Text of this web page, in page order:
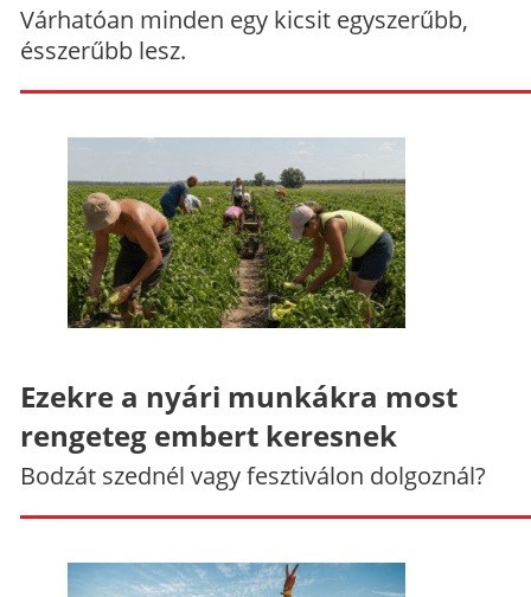
Várhatóan minden egy kicsit egyszerűbb,
ésszerűbb lesz.
Ezekre a nyári munkákra most
rengeteg embert keresnek
Bodzát szednél vagy fesztiválon dolgoznál?